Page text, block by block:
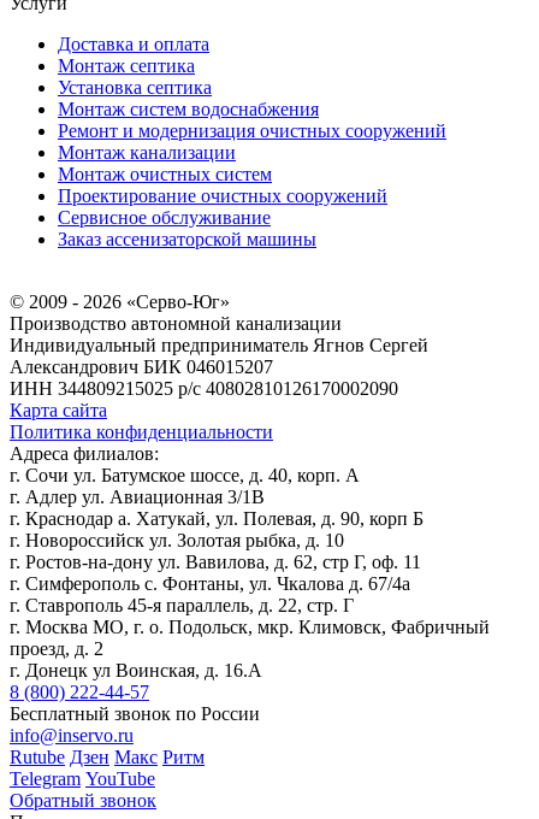
Доставка и оплата
Монтаж септика
Установка септика
Монтаж систем водоснабжения
Ремонт и модернизация очистных сооружений
Монтаж канализации
Монтаж очистных систем
Проектирование очистных сооружений
Сервисное обслуживание
Заказ ассенизаторской машины
© 2009 - 2026 «Серво-Юг»
Производство автономной канализации
Индивидуальный предприниматель Ягнов Сергей
Александрович БИК 046015207
ИНН 344809215025 р/с 40802810126170002090
Карта сайта
Политика конфиденциальности
Адреса филиалов:
г. Сочи ул. Батумское шоссе, д. 40, корп. А
г. Адлер ул. Авиационная 3/1В
г. Краснодар а. Хатукай, ул. Полевая, д. 90, корп Б
г. Новороссийск ул. Золотая рыбка, д. 10
г. Ростов-на-дону ул. Вавилова, д. 62, стр Г, оф. 11
г. Симферополь с. Фонтаны, ул. Чкалова д. 67/4а
г. Ставрополь 45-я параллель, д. 22, стр. Г
г. Москва МО, г. о. Подольск, мкр. Климовск, Фабричный
проезд, д. 2
г. Донецк ул Воинская, д. 16.А
8 (800) 222-44-57
Бесплатный звонок по России
info@inservo.ru
Rutube Дзен Макс Ритм
Telegram YouTube
Обратный звонок